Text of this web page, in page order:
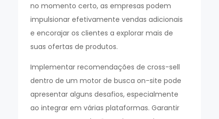
no momento certo, as empresas podem
impulsionar efetivamente vendas adicionais
e encorajar os clientes a explorar mais de
suas ofertas de produtos.
Implementar recomendações de cross-sell
dentro de um motor de busca on-site pode
apresentar alguns desafios, especialmente
ao integrar em várias plataformas. Garantir